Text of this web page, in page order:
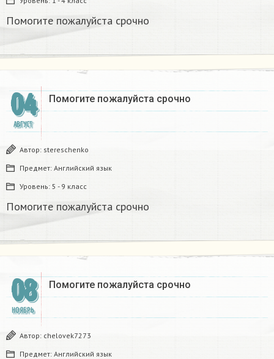
Помогите пожалуйста срочно
04
АВГУСТ
Помогите пожалуйста срочно
Автор: stereschenko
Предмет: Английский язык
Уровень: 5 - 9 класс
Помогите пожалуйста срочно
08
НОЯБРЬ
Помогите пожалуйста срочно
Автор: chelovek7273
Предмет: Английский язык